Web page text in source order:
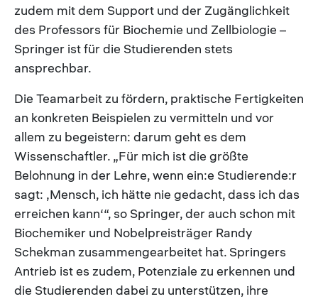
zudem mit dem Support und der Zugänglichkeit
des Professors für Biochemie und Zellbiologie –
Springer ist für die Studierenden stets
ansprechbar.
Die Teamarbeit zu fördern, praktische Fertigkeiten
an konkreten Beispielen zu vermitteln und vor
allem zu begeistern: darum geht es dem
Wissenschaftler. „Für mich ist die größte
Belohnung in der Lehre, wenn ein:e Studierende:r
sagt: ‚Mensch, ich hätte nie gedacht, dass ich das
erreichen kann‘“, so Springer, der auch schon mit
Biochemiker und Nobelpreisträger Randy
Schekman zusammengearbeitet hat. Springers
Antrieb ist es zudem, Potenziale zu erkennen und
die Studierenden dabei zu unterstützen, ihre